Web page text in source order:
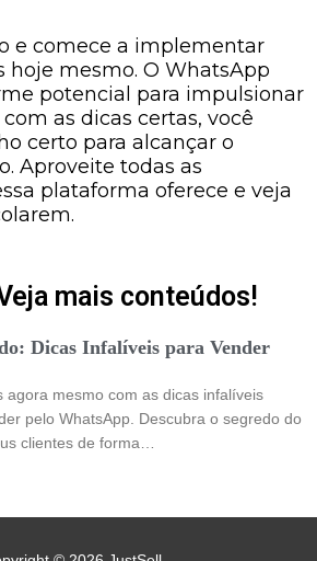
e comece a implementar
hoje mesmo. O WhatsApp
potencial para impulsionar
as dicas certas, você
certo para alcançar o
Aproveite todas as
plataforma oferece e veja
mais conteúdos!
Dicas Infalíveis para Vender
agora mesmo com as dicas infalíveis
pelo WhatsApp. Descubra o segredo do
clientes de forma…